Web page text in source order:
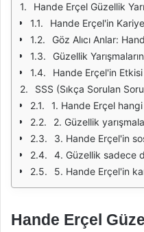
Hande Erçel Güzellik
Hande Erçel'in
Göz Alıcı Anlar:
Güzellik
Hande Erçel'in Etkisi
SSS (Sıkça Sorulan
1. Hande Erçel hangi
2. Güzellik
3. Hande Erçel'in
4. Güzellik sadece
5. Hande Erçel'in
Hande Erçel